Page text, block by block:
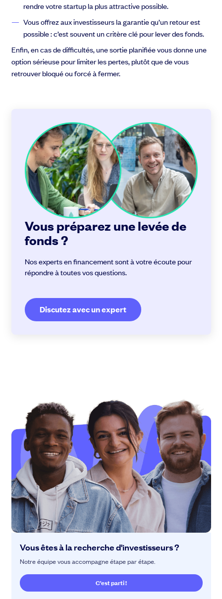
rendre votre startup la plus attractive possible.
Vous offrez aux investisseurs la garantie qu’un retour est
possible : c’est souvent un critère clé pour lever des fonds.
Enfin, en cas de difficultés, une sortie planifiée vous donne une
option sérieuse pour limiter les pertes, plutôt que de vous
retrouver bloqué ou forcé à fermer.
Vous préparez une levée de
fonds ?
Nos experts en financement sont à votre écoute pour
répondre à toutes vos questions.
Discutez avec un expert
Vous êtes à la recherche d'investisseurs ?
Notre équipe vous accompagne étape par étape.
C'est parti !